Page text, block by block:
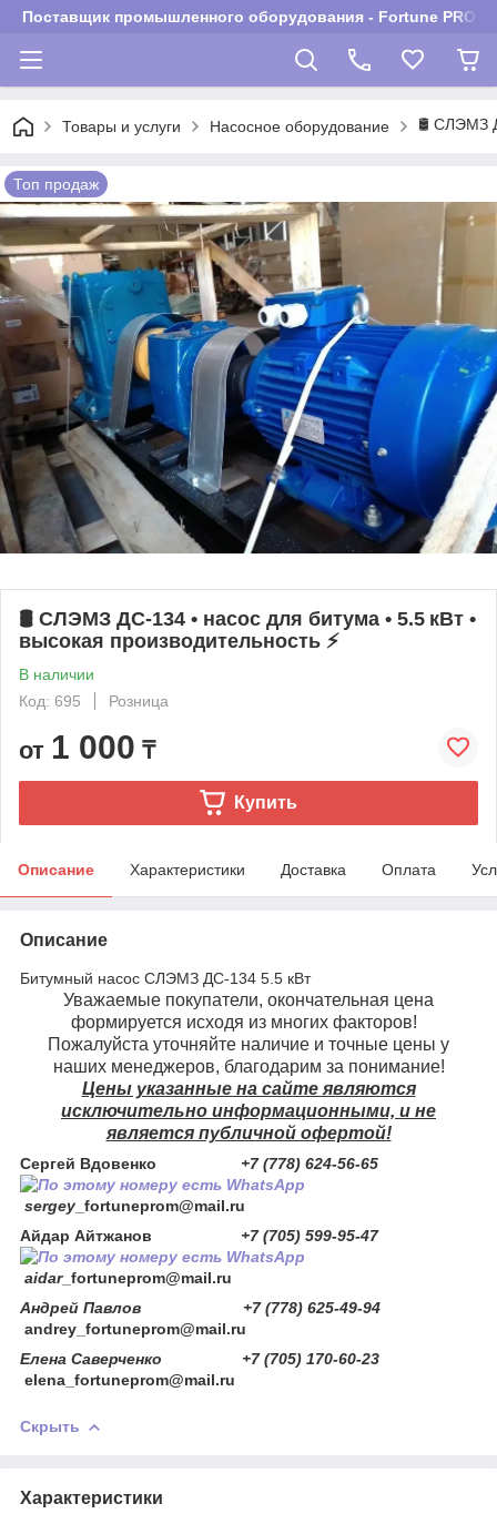
Поставщик промышленного оборудования - Fortune PROM
Товары и услуги Насосное оборудование 🛢️ СЛЭМЗ
Топ продаж
🛢️ СЛЭМЗ ДС-134 • насос для битума • 5.5 кВт •
высокая производительность ⚡
В наличии
Код: 695
Розница
от 1 000 ₸
Купить
Описание Характеристики Доставка Оплата
Описание
Битумный насос СЛЭМЗ ДС-134 5.5 кВт
Уважаемые покупатели, окончательная цена
формируется исходя из многих факторов!
Пожалуйста уточняйте наличие и точные цены у
наших менеджеров, благодарим за понимание!
Цены указанные на сайте являются
исключительно информационными, и не
является публичной офертой!
Сергей Вдовенко +7 (778) 624-56-65
sergey _fortuneprom@mail.ru
Айдар Айтжанов
+7 (705) 599-95-47
aidar_fortuneprom@mail.ru
Андрей Павлов +7 (778) 625-49-94
andrey_fortuneprom@mail.ru
Елена Саверченко +7 (705) 170-60-23
elena_fortuneprom@mail.ru
Скрыть
Характеристики